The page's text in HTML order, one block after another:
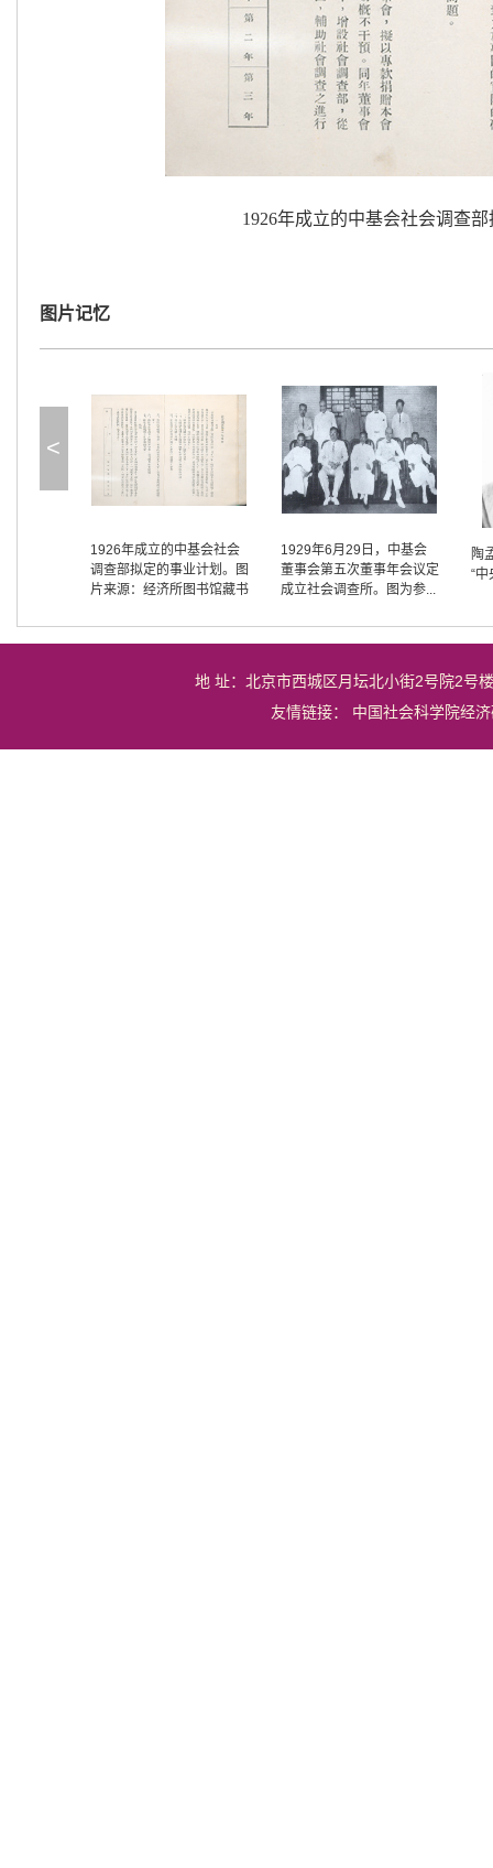
1926年成立的中基会社会调查
图片记忆
1926年成立的中基会社会
调查部拟定的事业计划。图
片来源：经济所图书馆藏书
1929年6月29日，中基会
董事会第五次董事年会议定
成立社会调查所。图为参...
陶
“
<
地 址：北京市西城区月坛北小街2号院2号
友情链接： 中国社会科学院经